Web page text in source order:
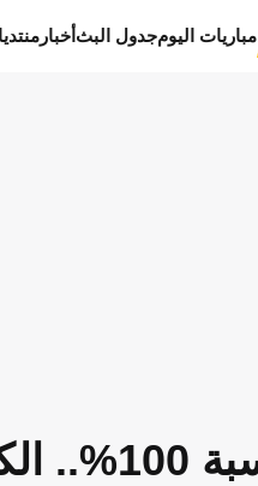
مباريات اليومجدول البثأخبار
مصر